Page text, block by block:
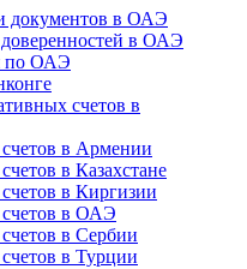
документов в ОАЭ
в ОАЭ
по ОАЭ
счетов в
в Армении
в Казахстане
в Киргизии
в ОАЭ
в Сербии
в Турции